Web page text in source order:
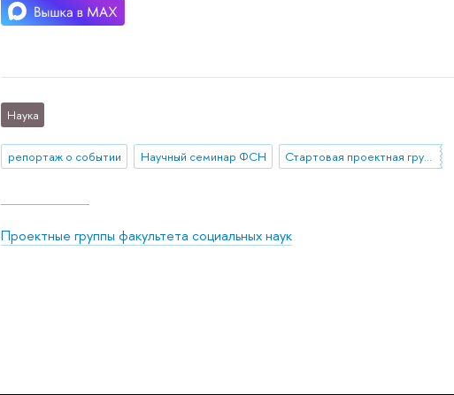
Наука
репортаж о событии Научный семинар ФСН Стартовая проектная группа "Бонус за миграцию? Влияние опыта внутристрановой миграции на разные аспекты качества жизни мигрантов"
Проектные группы факультета социальных наук